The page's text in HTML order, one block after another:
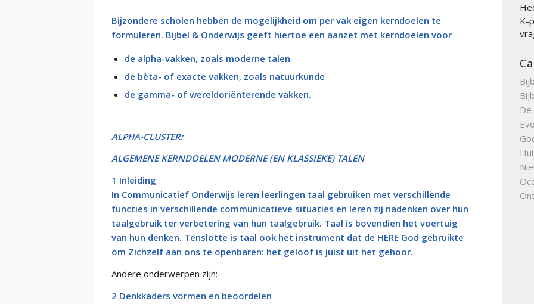
Bijzondere scholen hebben de mogelijkheid om per vak eigen kerndoelen te
formuleren. Bijbel & Onderwijs geeft hiertoe een aanzet met kerndoelen voor
de alpha-vakken, zoals moderne talen
de bèta- of exacte vakken, zoals natuurkunde
de gamma- of wereldoriënterende vakken.
ALPHA-CLUSTER:
ALGEMENE KERNDOELEN MODERNE (EN KLASSIEKE) TALEN
1 Inleiding
In Communicatief Onderwijs leren leerlingen taal gebruiken met verschillende
functies in verschillende communicatieve situaties en leren zij nadenken over hun
taalgebruik ter verbetering van hun taalgebruik. Taal is bovendien het voertuig
van hun denken. Tenslotte is taal ook het instrument dat de HERE God gebruikte
om Zichzelf aan ons te openbaren: het geloof is juist uit het gehoor.
Andere onderwerpen zijn:
2 Denkkaders vormen en beoordelen
K-